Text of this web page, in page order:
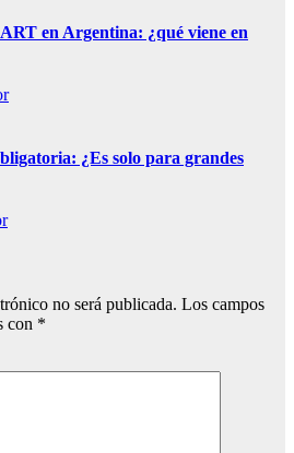
en Argentina: ¿qué viene en
¿Es solo para grandes
no será publicada. Los campos
con *